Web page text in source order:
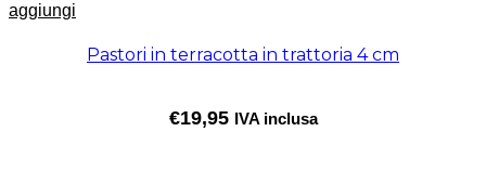
aggiungi
Pastori in terracotta in trattoria 4 cm
€19,95 IVA inclusa